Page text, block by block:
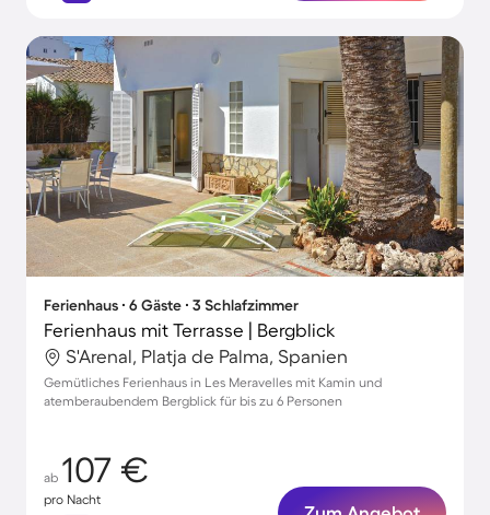
Ferienhaus ∙ 6 Gäste ∙ 3 Schlafzimmer
Ferienhaus mit Terrasse | Bergblick
S'Arenal, Platja de Palma, Spanien
Gemütliches Ferienhaus in Les Meravelles mit Kamin und
atemberaubendem Bergblick für bis zu 6 Personen
ab 107 €
pro Nacht